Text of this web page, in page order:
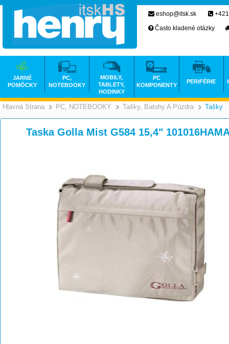
Hlavná Strana >
PC, NOTEBOOKY >
Tašky, Batohy A Púzdra Tašky
Taska Golla Mist G584 15,4"
eshop@itsk.sk
Často kladené otázky
JARNÉ
POMÔCKY
PC,
NOTEBOOKY
MOBILY,
TABLETY,
HODINKY
PC
KOMPONENTY
PERIFÉRIE